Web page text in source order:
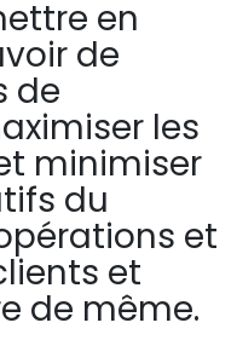
en
de
de
les
minimiser
du
et
et
de même.